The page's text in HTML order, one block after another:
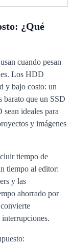
¿Qué
cuando pesan
Los HDD
y bajo costo: un
barato que un SSD
ideales para
y imágenes
tiempo de
tiempo al editor:
y las
ahorrado por